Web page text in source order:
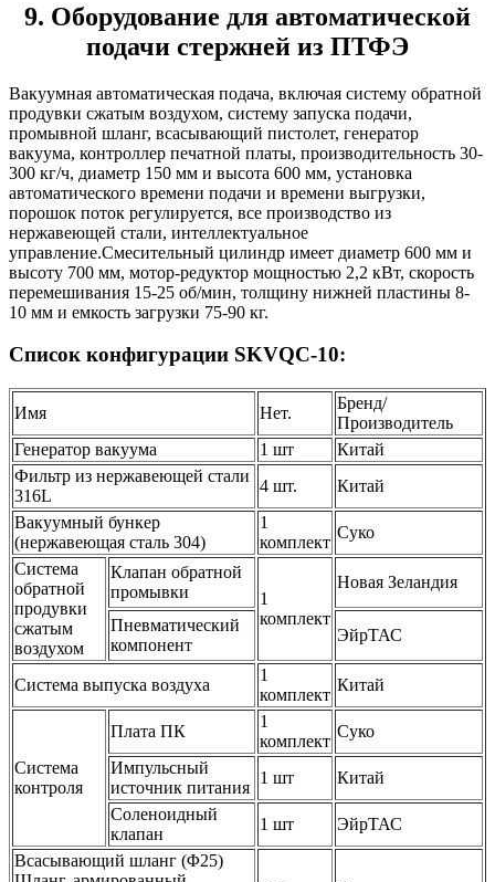
9. Оборудование для автоматической
подачи стержней из ПТФЭ
Вакуумная автоматическая подача, включая систему обратной
продувки сжатым воздухом, систему запуска подачи,
промывной шланг, всасывающий пистолет, генератор
вакуума, контроллер печатной платы, производительность 30-
300 кг/ч, диаметр 150 мм и высота 600 мм, установка
автоматического времени подачи и времени выгрузки,
порошок поток регулируется, все производство из
нержавеющей стали, интеллектуальное
управление.Смесительный цилиндр имеет диаметр 600 мм и
высоту 700 мм, мотор-редуктор мощностью 2,2 кВт, скорость
перемешивания 15-25 об/мин, толщину нижней пластины 8-
10 мм и емкость загрузки 75-90 кг.
Список конфигурации SKVQC-10:
Имя Нет.
Бренд/
Производитель
Генератор вакуума
1 шт
Китай
Фильтр из нержавеющей стали
316L
4 шт.
Китай
Вакуумный бункер
(нержавеющая сталь 304)
1
комплект
Суко
Система
обратной
продувки
сжатым
воздухом
Клапан обратной
промывки
1
комплект
Новая Зеландия
Пневматический
компонент
ЭйрТАС
Система выпуска воздуха
1
комплект
Китай
Система
контроля
Плата ПК
1
комплект
Суко
Импульсный
источник питания
1 шт
Китай
Соленоидный
клапан
1 шт
ЭйрТАС
Всасывающий шланг (Φ25)